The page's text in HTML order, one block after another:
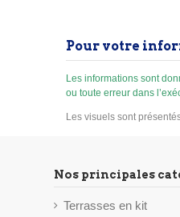
recevoir la
Bois sapin
autoclave
FSC®,
Pour votre
Les informations sont
ou toute erreur dans
Les visuels sont
Nos principales
Terrasses en kit